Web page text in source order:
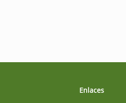
Enlaces